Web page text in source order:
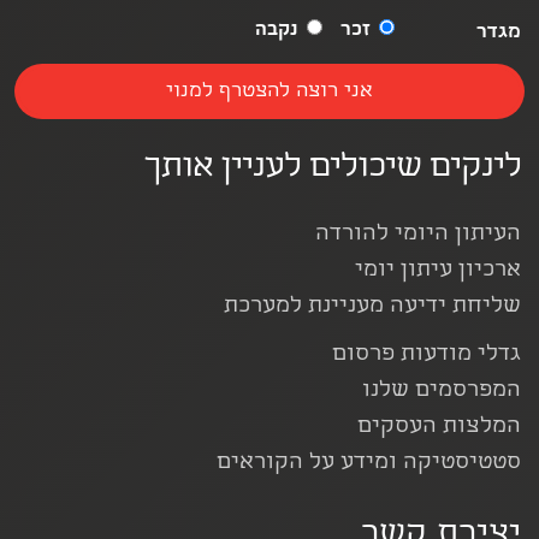
מגדר זכר נקבה
לינקים שיכולים לעניין אותך
העיתון היומי להורדה
ארכיון עיתון יומי
שליחת ידיעה מעניינת למערכת
גדלי מודעות פרסום
המפרסמים שלנו
המלצות העסקים
סטטיסטיקה ומידע על הקוראים